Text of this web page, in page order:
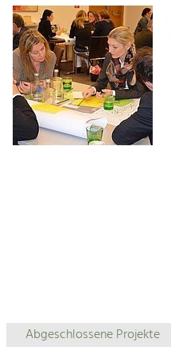
Abgeschlossene Projekte